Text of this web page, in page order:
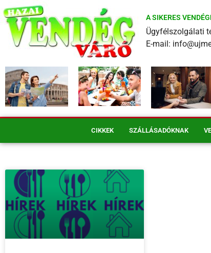
A SIKERES
Ügyfélszolgálati
E-mail:
CIKKEK SZÁLLÁSADÓKNAK